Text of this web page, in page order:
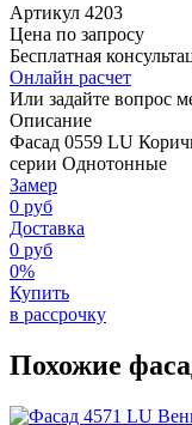
Артикул 4203
Цена по запросу
Бесплатная
Онлайн расчет
Или задайте вопрос
Описание
Фасад 0559 LU
серии Однотонные
Замер
0 руб
Доставка
0 руб
0%
Купить
в рассрочку
Похожие